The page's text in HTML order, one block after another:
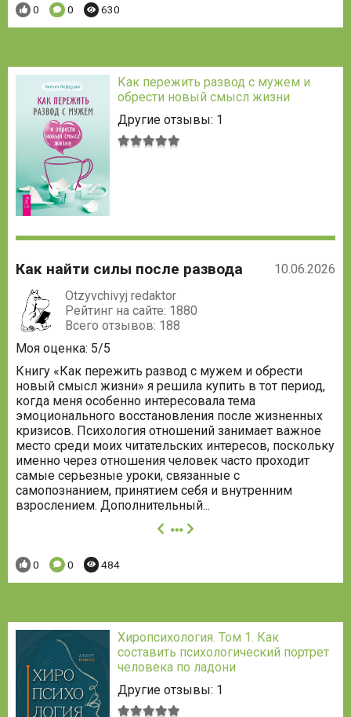
Понравилось:
0 Комментариев:
0 Просмотров:
630
Как пережить развод с мужем и
обрести новый смысл жизни
Другие отзывы: 1
Как найти силы после развода
10.06.2026
Otzyvchivyj redaktor
Рейтинг на сайте: 1880
Всего отзывов: 188
Моя оценка: 5/5
Книгу «Как пережить развод с мужем и обрести
новый смысл жизни» я решила купить в тот период,
когда меня особенно интересовала тема
эмоционального восстановления после жизненных
кризисов. Психология отношений занимает важное
место среди моих читательских интересов, поскольку
именно через отношения человек часто проходит
самые серьезные уроки, связанные с
самопознанием, принятием себя и внутренним
взрослением. Дополнительный...
далее
Понравилось:
0 Комментариев:
0 Просмотров:
484
Хиропсихология. Том 1. Как
составить психологический портрет
человека по ладони
Другие отзывы: 1